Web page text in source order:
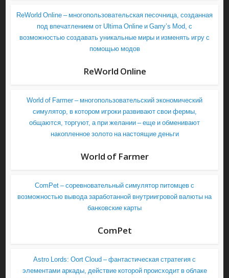
ReWorld Online – многопользовательская песочница, созданная
под впечатлением от Ultima Online и Garry’s Mod, с
возможностью создавать уникальные миры и изменять игру с
помощью модов
ReWorld Online
World of Farmer – многопользовательский экономический
симулятор, в котором игроки развивают свои фермы,
общаются, торгуют, а при желании – еще и обменивают
накопленное золото на настоящие деньги
World of Farmer
ComPet – соревновательный симулятор питомцев с
возможностью вывода заработанной внутриигровой валюты на
банковские карты
ComPet
Astro Lords: Oort Cloud – фантастическая стратегия с
элементами аркады, действие которой происходит в облаке